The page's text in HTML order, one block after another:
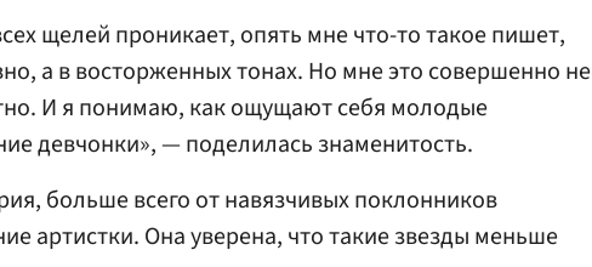
щелей проникает, опять мне что-то такое пишет,
а в восторженных тонах. Но мне это совершенно не
И я понимаю, как ощущают себя молодые
девчонки», — поделилась знаменитость.
больше всего от навязчивых поклонников
артистки. Она уверена, что такие звезды меньше